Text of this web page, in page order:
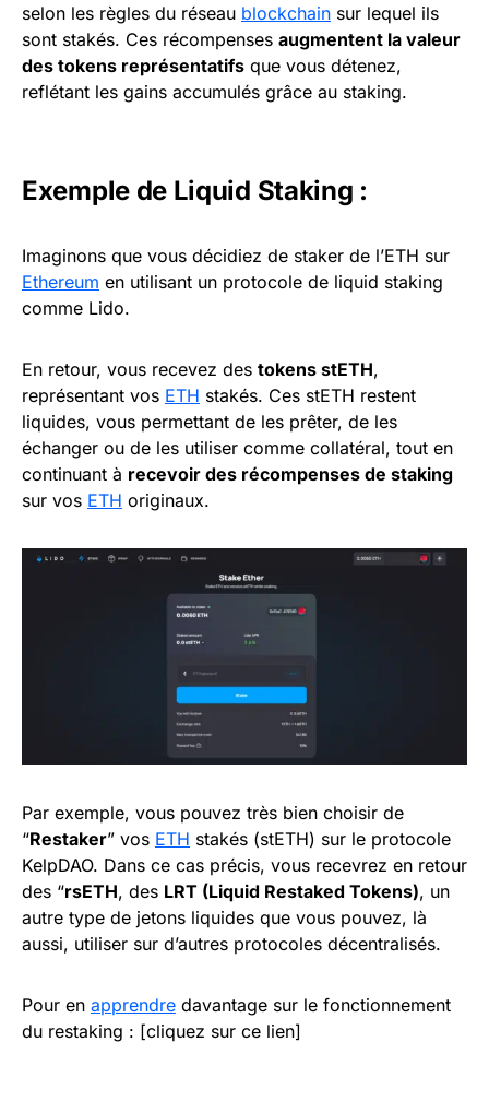
selon les règles du réseau blockchain sur lequel ils
sont stakés. Ces récompenses augmentent la valeur
des tokens représentatifs que vous détenez,
reflétant les gains accumulés grâce au staking.
Exemple de Liquid Staking :
Imaginons que vous décidiez de staker de l’ETH sur
Ethereum en utilisant un protocole de liquid staking
comme Lido.
En retour, vous recevez des tokens stETH,
représentant vos ETH stakés. Ces stETH restent
liquides, vous permettant de les prêter, de les
échanger ou de les utiliser comme collatéral, tout en
continuant à recevoir des récompenses de staking
sur vos ETH originaux.
Par exemple, vous pouvez très bien choisir de
“Restaker” vos ETH stakés (stETH) sur le protocole
KelpDAO. Dans ce cas précis, vous recevrez en retour
des “rsETH, des LRT (Liquid Restaked Tokens), un
autre type de jetons liquides que vous pouvez, là
aussi, utiliser sur d’autres protocoles décentralisés.
Pour en apprendre davantage sur le fonctionnement
du restaking : [cliquez sur ce lien]